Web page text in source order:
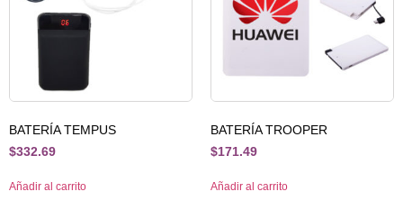
BATERÍA TEMPUS
$332.69
Añadir al carrito
BATERÍA TROOPER
$171.49
Añadir al carrito